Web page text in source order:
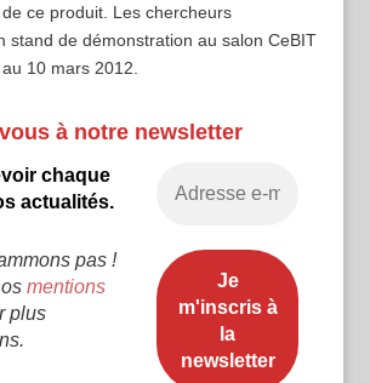
ce produit. Les chercheurs
stand de démonstration au salon CeBIT
10 mars 2012.
à notre newsletter
chaque
actualités.
pas !
mentions
plus